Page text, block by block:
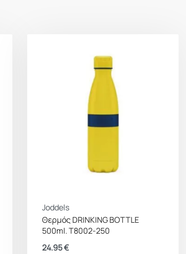
παραμείνουν στεγνά και παρθένα.
Το Norman είναι εξοπλισμένο με
που σας επιτρέπει να
με ακρίβεια. Είτε
νερό σε στενά ανοίγματα. Η
Joddels
Θερμός DRINKING BOTTLE
500ml. T8002-250
24.95€